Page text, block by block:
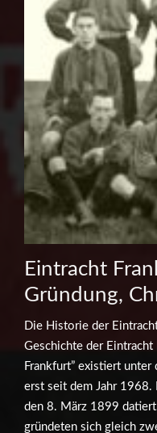
Eintracht
Gründung,
Die Historie der
Geschichte der Eintracht
Frankfurt” existiert
erst seit dem Jahr 1968.
den 8. März 1899
gründeten sich gleich